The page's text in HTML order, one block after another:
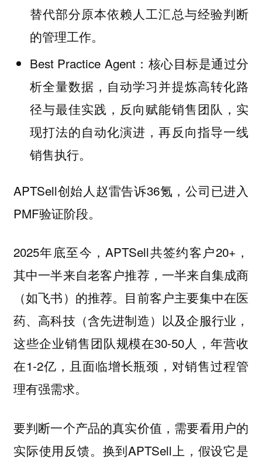
替代部分原本依赖人工汇总与经验判断
的管理工作。
Best Practice Agent：核心目标是通过分
析全量数据，自动学习并提炼高转化路
径与最佳实践，反向赋能销售团队，实
现打法的自动化演进，再反向指导一线
销售执行。
APTSell创始人赵雷告诉36氪，公司已进入
PMF验证阶段。
2025年底至今，APTSell共签约客户20+，
其中一半来自老客户推荐，一半来自集成商
（如飞书）的推荐。目前客户主要集中在医
药、高科技（含先进制造）以及企服行业，
这些企业销售团队规模在30-50人，年营收
在1-2亿，且面临增长瓶颈，对销售过程管
理有强需求。
要判断一个产品的真实价值，需要看用户的
实际使用反馈。换到APTSell上，假设它是